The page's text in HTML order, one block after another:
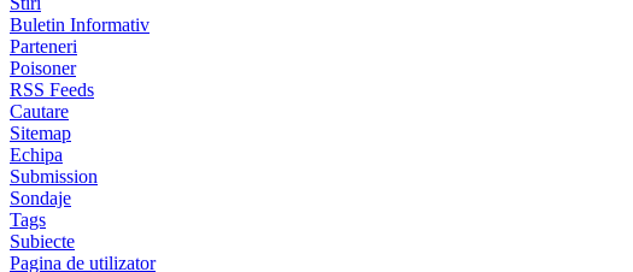
Buletin Informativ
Parteneri
Poisoner
RSS Feeds
Cautare
Sitemap
Echipa
Submission
Sondaje
Tags
Subiecte
Pagina de utilizator